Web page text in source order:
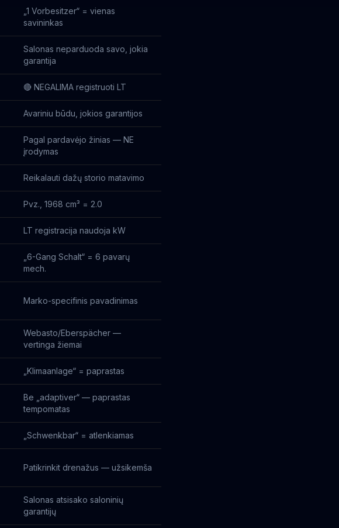
„1 Vorbesitzer“ = vienas
savininkas
Salonas neparduoda savo, jokia
garantija
🔴 NEGALIMA registruoti LT
Avariniu būdu, jokios garantijos
Pagal pardavėjo žinias — NE
įrodymas
Reikalauti dažų storio matavimo
Pvz., 1968 cm³ = 2.0
LT registracija naudoja kW
„6-Gang Schalt“ = 6 pavarų
mech.
Marko-specifinis pavadinimas
Webasto/Eberspächer —
vertinga žiemai
„Klimaanlage“ = paprastas
Be „adaptiver“ — paprastas
tempomatas
„Schwenkbar“ = atlenkiamas
Patikrinkit drenažus — užsikemša
Salonas atsisako saloninių
garantijų